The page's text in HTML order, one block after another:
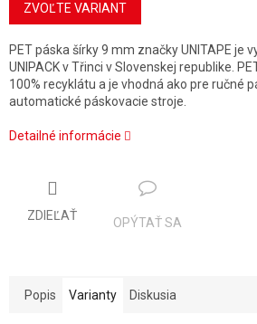
cena:
ZVOĽTE VARIANT
PET páska šírky 9 mm značky UNITAPE je
UNIPACK v Třinci v Slovenskej republike.
100% recyklátu a je vhodná ako pre ručné
automatické páskovacie stroje.
Detailné informácie
ZDIEĽAŤ
OPÝTAŤ SA
Popis Varianty Diskusia